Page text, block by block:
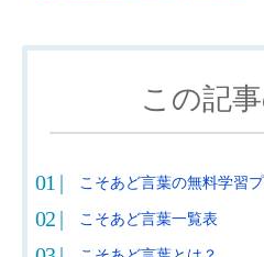
この記
こそあど言葉の無料学習
こそあど言葉一覧表